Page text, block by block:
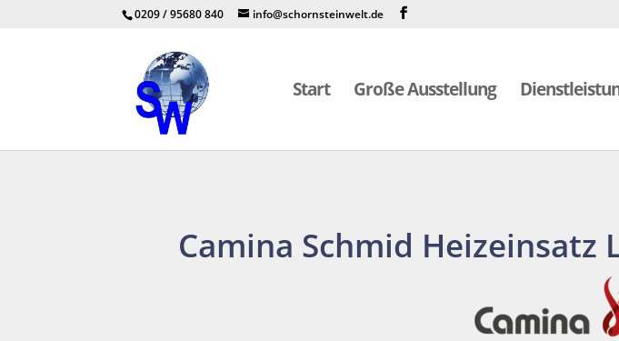
0209 / 95680 840 info@schornsteinwelt.de
Start Große Ausstellung
Camina Schmid Heizeinsatz